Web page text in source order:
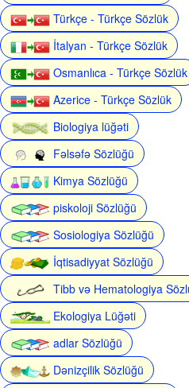
Türkçe - Türkçe Sözlük
İtalyan - Türkçe Sözlük
Osmanlıca - Türkçe Sözlük
Azerice - Türkçe Sözlük
Biologiya lüğəti
Fəlsəfə Sözlüğü
Kimya Sözlüğü
piskoloji Sözlüğü
Sosiologiya Sözlüğü
İqtisadiyyat Sözlüğü
Tibb və Hematologiya
Ekologiya Lüğəti
adlar Sözlüğü
Dənizçilik Sözlüğü